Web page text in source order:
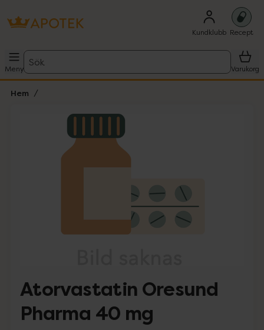
Kundklubb Recept
Meny
Sök
Varukorg
Hem
Lista: . Innehåller 1 objekt.
Atorvastatin Oresund
Pharma 40 mg